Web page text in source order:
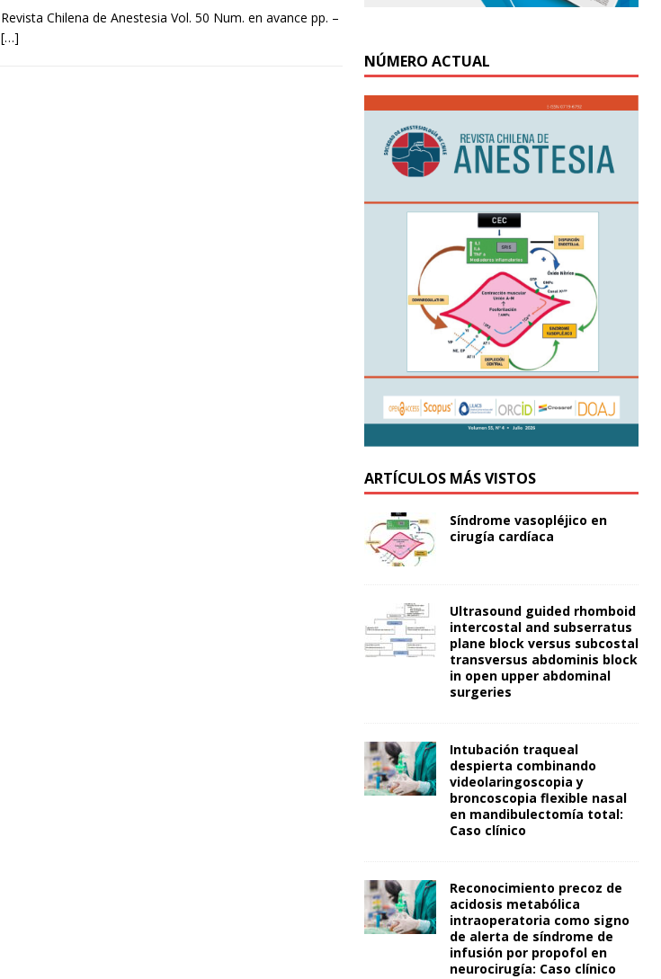
Revista Chilena de Anestesia Vol. 50 Num. en avance pp. –
[…]
NÚMERO ACTUAL
ARTÍCULOS MÁS VISTOS
Síndrome vasopléjico en
cirugía cardíaca
Ultrasound guided rhomboid
intercostal and subserratus
plane block versus subcostal
transversus abdominis block
in open upper abdominal
surgeries
Intubación traqueal
despierta combinando
videolaringoscopia y
broncoscopia flexible nasal
en mandibulectomía total:
Caso clínico
Reconocimiento precoz de
acidosis metabólica
intraoperatoria como signo
de alerta de síndrome de
infusión por propofol en
neurocirugía: Caso clínico